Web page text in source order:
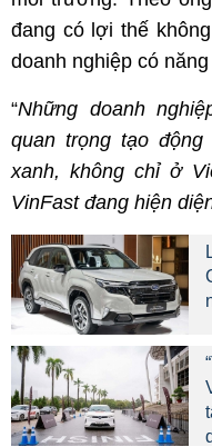
đang có lợi thế
doanh nghiệp có
“Những doanh
quan trọng tạo
xanh, không chỉ ở
VinFast đang hiện